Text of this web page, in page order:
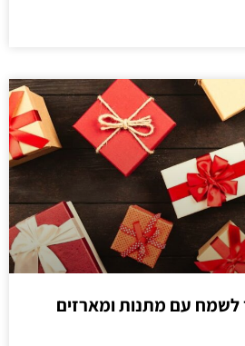
לשמח עם מתנות ומארזים